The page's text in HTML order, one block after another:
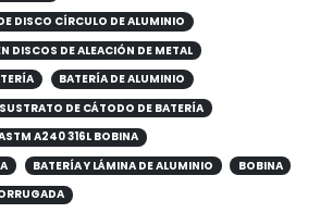
DISCO CÍRCULO DE ALUMINIO
DISCOS DE ALEACIÓN DE METAL
BATERÍA DE ALUMINIO
DE CÁTODO DE BATERÍA
A240 316L BOBINA
BATERÍA Y LÁMINA DE ALUMINIO
BOBINA